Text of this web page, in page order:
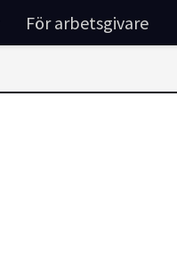
För arbetsgivare